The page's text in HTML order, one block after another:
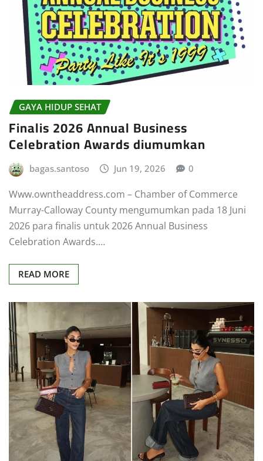
GAYA HIDUP SEHAT
Finalis 2026 Annual Business
Celebration Awards diumumkan
bagas.santoso Jun 19, 2026 0
Www.owntheaddress.com – Chamber of Commerce
Murray-Calloway County mengumumkan pada 18 Juni
2026 para finalis untuk 2026 Annual Business
Celebration Awards.…
READ MORE